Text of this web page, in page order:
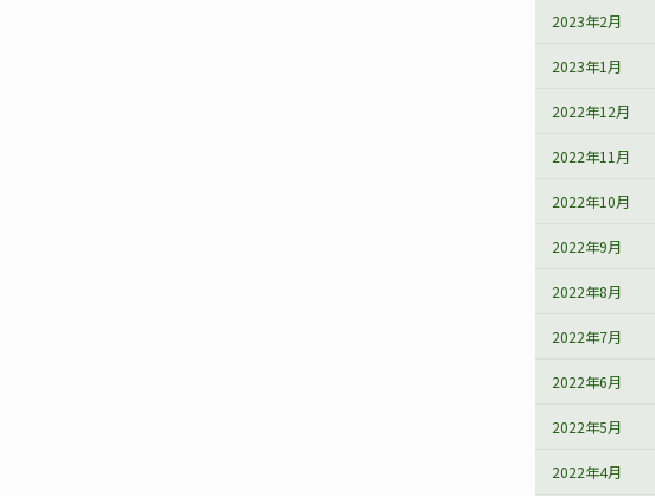
2023年2月
2023年1月
2022年12月
2022年11月
2022年10月
2022年9月
2022年8月
2022年7月
2022年6月
2022年5月
2022年4月